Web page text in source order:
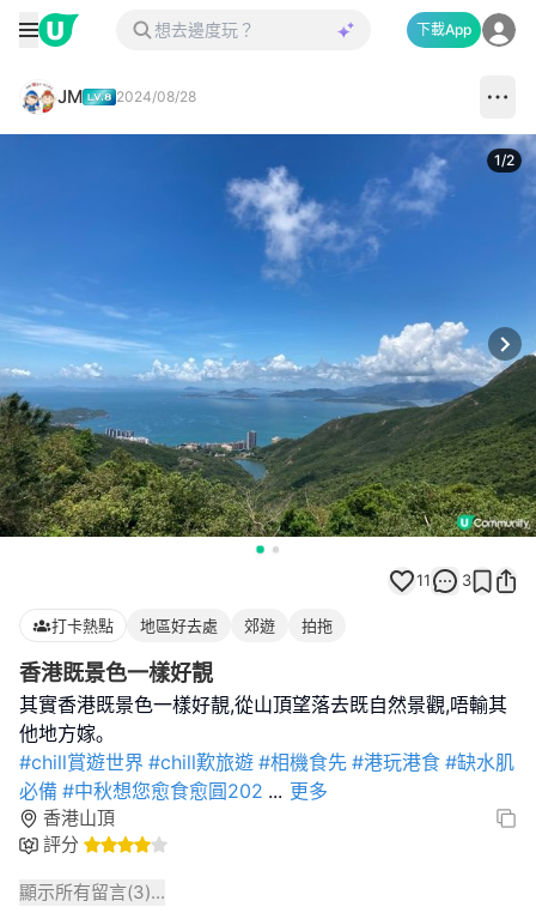
下載App
JM 2024/08/28
1/2
11 3
打卡熱點 地區好去處 郊遊 拍拖
香港既景色一樣好靚
其實香港既景色一樣好靚,從山頂望落去既自然景觀,唔輸其
#chill賞遊世界 #chill歎旅遊 #相機食先 #港玩港食 #缺水肌
必備 #中秋想您愈食愈圓202 ... 更多
香港山頂
評分
顯示所有留言(3)...